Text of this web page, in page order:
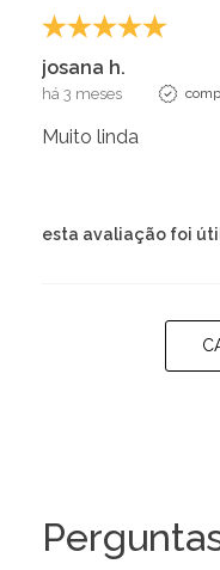
josana h.
há 3 meses
Muito linda
esta avaliação foi